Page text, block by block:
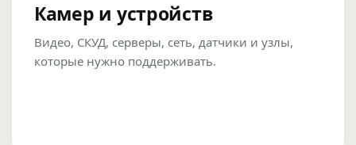
Камер и устройств
Видео, СКУД, серверы, сеть, датчики и узлы,
которые нужно поддерживать.